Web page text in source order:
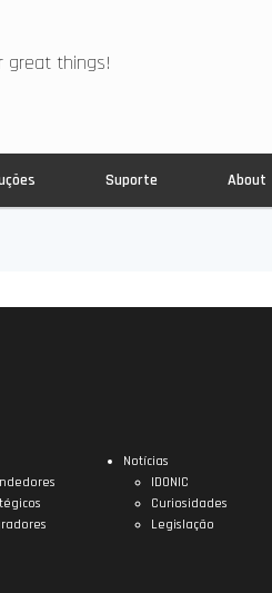
great things!
Suporte About
Notícias
IDONIC
Curiosidades
Legislação